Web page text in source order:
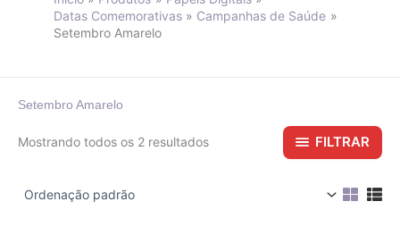
Datas Comemorativas
Campanhas de Saúde
Setembro Amarelo
Setembro Amarelo
Mostrando todos os 2 resultados FILTRAR